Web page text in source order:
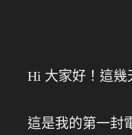
Hi 大家好！這幾
這是我的第一封